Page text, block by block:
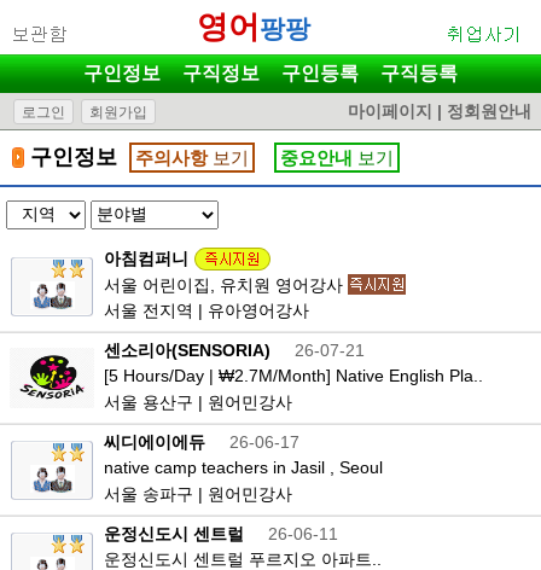
영어 팡팡
구인정보 구직정보 구인등록 구직등록
로그인 회원가입 마이페이지 | 정회원안내
구인정보 주의사항 보기 중요안내 보기
아침컴퍼니
서울 어린이집, 유치원 영어강사
서울 전지역 | 유아영어강사
센소리아(SENSORIA)
26-07-21
[5 Hours/Day | ₩2.7M/Month] Native English Pla..
서울 용산구 | 원어민강사
씨디에이에듀
26-06-17
native camp teachers in Jasil , Seoul
서울 송파구 | 원어민강사
운정신도시 센트럴
26-06-11
운정신도시 센트럴 푸르지오 아파트..